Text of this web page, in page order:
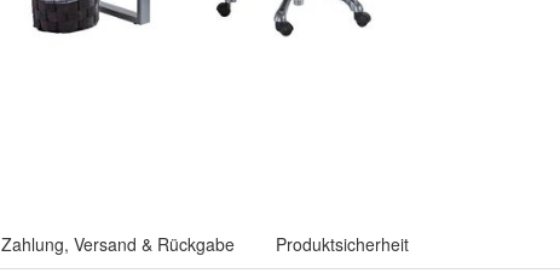
Zahlung, Versand & Rückgabe Produktsicherheit